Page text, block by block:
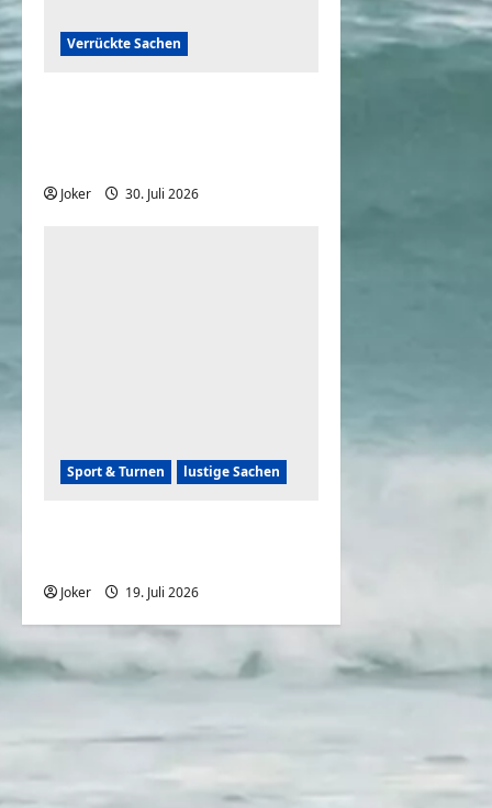
Verrückte Sachen
Joker 30. Juli 2026
Sport & Turnen lustige Sachen
Joker 19. Juli 2026